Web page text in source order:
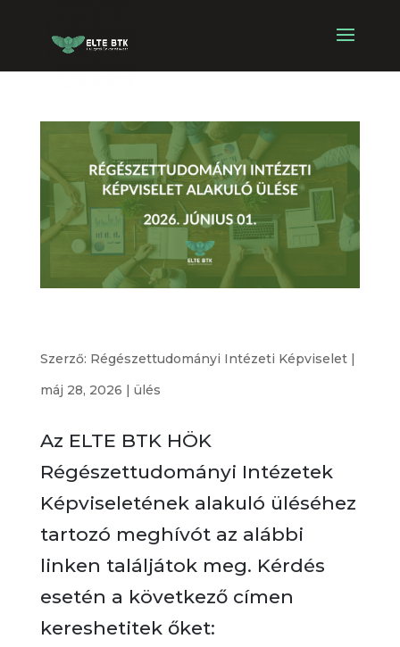
Szerző: Régészettudományi Intézeti Képviselet|
máj 28, 2026
ülés
Az ELTE BTK HÖK
Régészettudományi Intézetek
Képviseletének alakuló üléséhez
tartozó meghívót az alábbi
linken találjátok meg. Kérdés
esetén a következő címen
kereshetitek őket: